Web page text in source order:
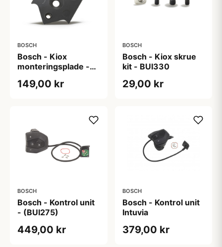
BOSCH
Bosch - Kiox
monteringsplade -
149,00 kr
BOSCH
Bosch - Kiox skrue
kit - BUI330
29,00 kr
BOSCH
Bosch - Kontrol unit
- (BUI275)
449,00 kr
BOSCH
Bosch - Kontrol unit
Intuvia
379,00 kr